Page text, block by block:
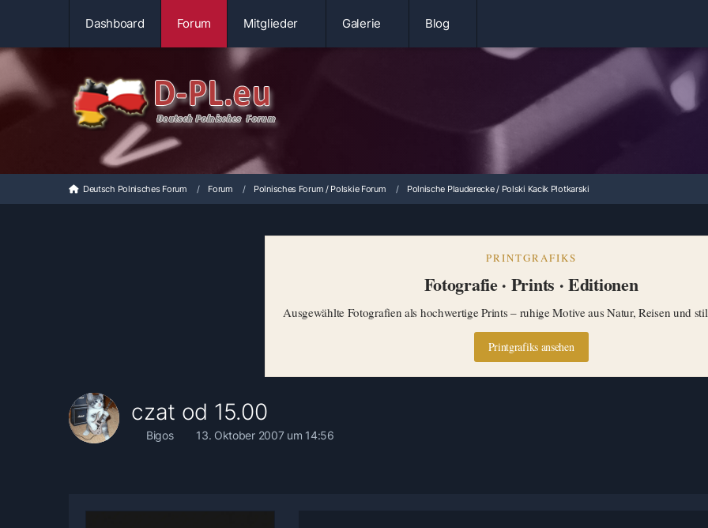
Dashboard Forum Mitglieder Galerie Blog
Deutsch Polnisches Forum Forum Polnisches Forum / Polskie Forum Polnische Plauderecke / Polski Kacik Plotkarski
PRINTGRAFIKS
Fotografie · Prints · Editionen
Ausgewählte Fotografien als hochwertige Prints – ruhige Motive aus Natur, Reisen und
Printgrafiks ansehen
czat od 15.00
Bigos 13. Oktober 2007 um 14:56